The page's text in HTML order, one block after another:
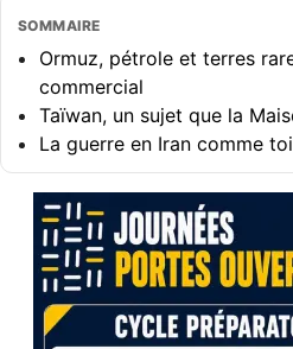
SOMMAIRE
Ormuz, pétrole et terres
commercial
Taïwan, un sujet que la
La guerre en Iran comme